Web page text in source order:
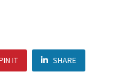
IT SHARE